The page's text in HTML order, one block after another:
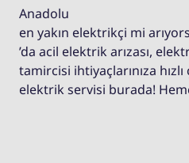
Anadolu
en yakın elektrikçi mi
’da acil elektrik arızası,
tamircisi ihtiyaçlarınıza
elektrik servisi burada!